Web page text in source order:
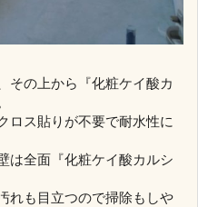
その上から『化粧ケイ酸カ
ロス貼りが不要で耐水性に
は全面『化粧ケイ酸カルシ
れも目立つので掃除もしや